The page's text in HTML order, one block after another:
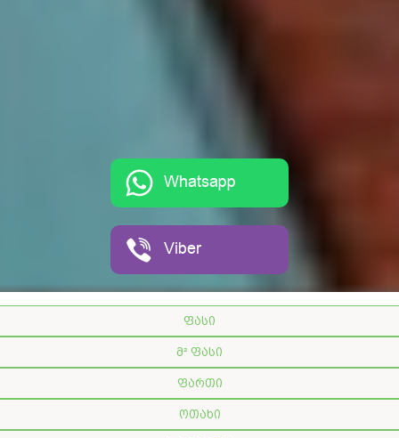
Whatsapp
Viber
ფასი
მ² ფასი
ფართი
ოთახი